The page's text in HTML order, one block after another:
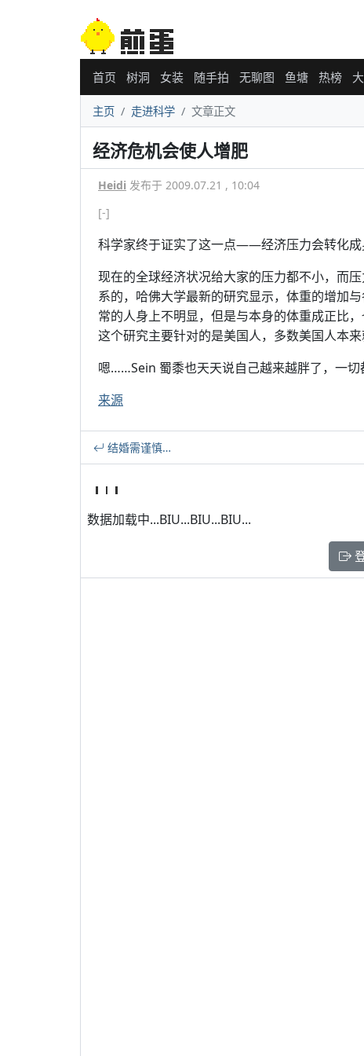
首页 树洞 女装 随手拍 无聊图 鱼塘 热榜
主页 走进科学 文章正文
经济危机会使人增肥
Heidi 发布于 2009.07.21 , 10:04
[-]
科学家终于证实了这一点——经济压力会转化成
现在的全球经济状况给大家的压力都不小，而
系的，哈佛大学最新的研究显示，体重的增加
常的人身上不明显，但是与本身的体重成正比
这个研究主要针对的是美国人，多数美国人本
嗯……Sein 蜀黍也天天说自己越来越胖了，一切
来源
结婚需谨慎…
数据加载中...BIU...BIU...BIU...